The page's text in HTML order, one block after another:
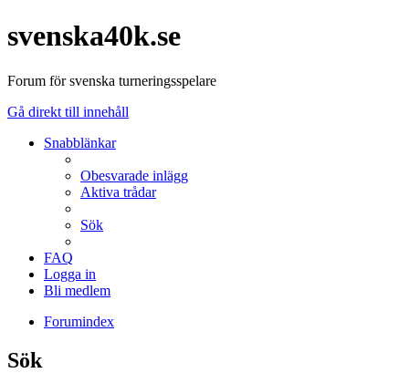
svenska40k.se
Forum för svenska turneringsspelare
Gå direkt till innehåll
Snabblänkar
Obesvarade inlägg
Aktiva trådar
Sök
FAQ
Logga in
Bli medlem
Forumindex
Sök